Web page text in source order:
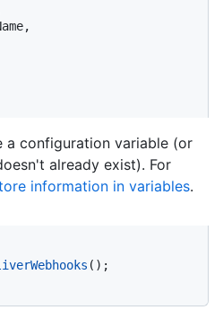
a configuration variable (or
already exist). For
information in variables.
();